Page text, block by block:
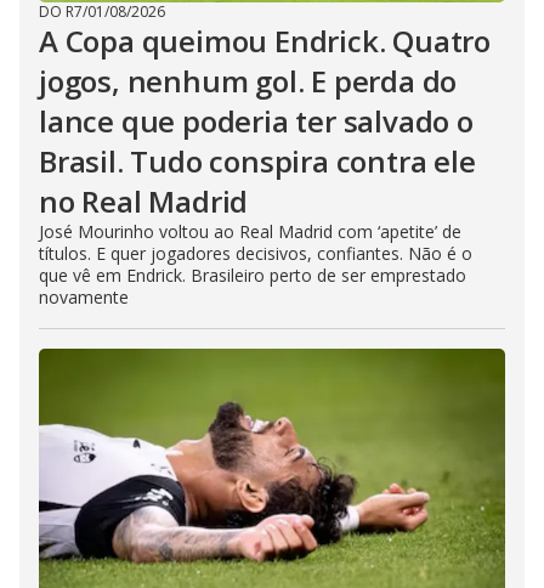
DO R7/01/08/2026
A Copa queimou Endrick. Quatro
jogos, nenhum gol. E perda do
lance que poderia ter salvado o
Brasil. Tudo conspira contra ele
no Real Madrid
José Mourinho voltou ao Real Madrid com ‘apetite’ de
títulos. E quer jogadores decisivos, confiantes. Não é o
que vê em Endrick. Brasileiro perto de ser emprestado
novamente